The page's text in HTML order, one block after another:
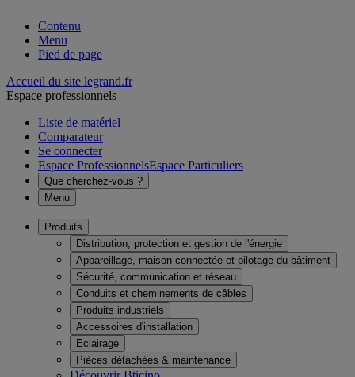
Contenu
Menu
Pied de page
Accueil du site legrand.fr
Espace professionnels
Liste de matériel
Comparateur
Se connecter
Espace ProfessionnelsEspace Particuliers
Que cherchez-vous ?
Menu
Produits
Distribution, protection et gestion de l'énergie
Appareillage, maison connectée et pilotage du bâtiment
Sécurité, communication et réseau
Conduits et cheminements de câbles
Produits industriels
Accessoires d'installation
Eclairage
Pièces détachées & maintenance